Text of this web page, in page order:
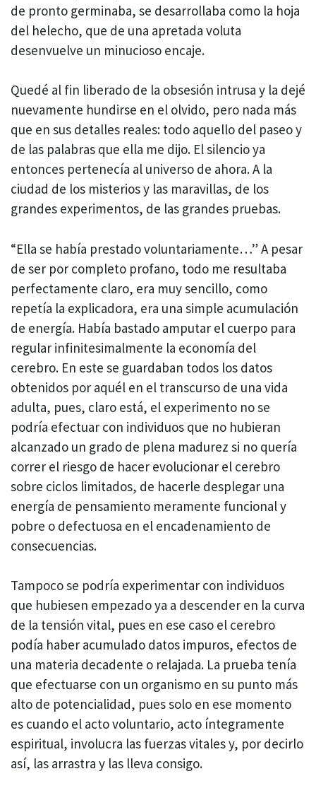
de pronto germinaba, se desarrollaba como la hoja
del helecho, que de una apretada voluta
desenvuelve un minucioso encaje.
Quedé al fin liberado de la obsesión intrusa y la dejé
nuevamente hundirse en el olvido, pero nada más
que en sus detalles reales: todo aquello del paseo y
de las palabras que ella me dijo. El silencio ya
entonces pertenecía al universo de ahora. A la
ciudad de los misterios y las maravillas, de los
grandes experimentos, de las grandes pruebas.
“Ella se había prestado voluntariamente…” A pesar
de ser por completo profano, todo me resultaba
perfectamente claro, era muy sencillo, como
repetía la explicadora, era una simple acumulación
de energía. Había bastado amputar el cuerpo para
regular infinitesimalmente la economía del
cerebro. En este se guardaban todos los datos
obtenidos por aquél en el transcurso de una vida
adulta, pues, claro está, el experimento no se
podría efectuar con individuos que no hubieran
alcanzado un grado de plena madurez si no quería
correr el riesgo de hacer evolucionar el cerebro
sobre ciclos limitados, de hacerle desplegar una
energía de pensamiento meramente funcional y
pobre o defectuosa en el encadenamiento de
consecuencias.
Tampoco se podría experimentar con individuos
que hubiesen empezado ya a descender en la curva
de la tensión vital, pues en ese caso el cerebro
podía haber acumulado datos impuros, efectos de
una materia decadente o relajada. La prueba tenía
que efectuarse con un organismo en su punto más
alto de potencialidad, pues solo en ese momento
es cuando el acto voluntario, acto íntegramente
espiritual, involucra las fuerzas vitales y, por decirlo
así, las arrastra y las lleva consigo.